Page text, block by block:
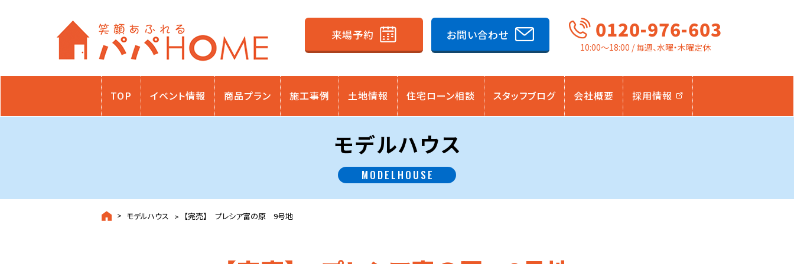
TOP イベント情報 商品プラン 施工事例 土地情報 住宅ローン相談 スタッフブログ 会社概要 採用情報
来場予約 お問い合わせ 0120-976-603
10:00～18:00 / 毎週、水曜・木曜定休
モデルハウス
MODELHOUSE
モデルハウス 【完売】 プレシア富の原 9号地